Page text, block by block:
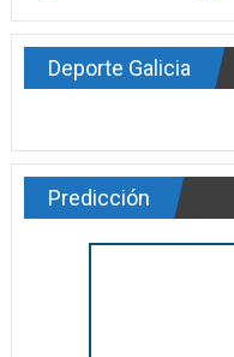
Deporte Galicia
Predicción